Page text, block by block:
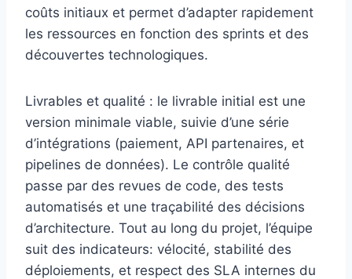
coûts initiaux et permet d’adapter rapidement
les ressources en fonction des sprints et des
découvertes technologiques.
Livrables et qualité : le livrable initial est une
version minimale viable, suivie d’une série
d’intégrations (paiement, API partenaires, et
pipelines de données). Le contrôle qualité
passe par des revues de code, des tests
automatisés et une traçabilité des décisions
d’architecture. Tout au long du projet, l’équipe
suit des indicateurs: vélocité, stabilité des
déploiements, et respect des SLA internes du